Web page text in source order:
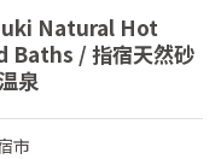
Natural Hot
Baths / 指宿天然砂
泉
市